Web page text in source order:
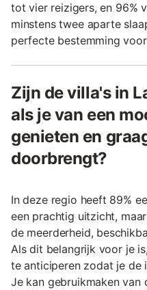
tot vier reizigers, en 96%
minstens twee aparte
perfecte bestemming
Zijn de villa's in
als je van een
genieten en
doorbrengt?
In deze regio heeft 89%
een prachtig uitzicht,
de meerderheid,
Als dit belangrijk voor je
te anticiperen zodat je de
Je kan gebruikmaken